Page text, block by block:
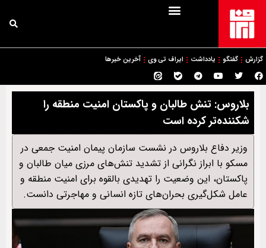
گزارش گفتگو یادداشت ایراف تی وی آخرین خبرها
بلاروس: تنش طالبان و پاکستان امنیت منطقه را
شکننده‌تر کرده است
وزیر دفاع بلاروس در نشست سازمان پیمان امنیت جمعی در
مسکو با ابراز نگرانی از تشدید تنش‌های مرزی میان طالبان و
پاکستان، این وضعیت را تهدیدی بالقوه برای امنیت منطقه و
عامل شکل‌گیری بحران‌های تازه انسانی و مهاجرتی دانست.